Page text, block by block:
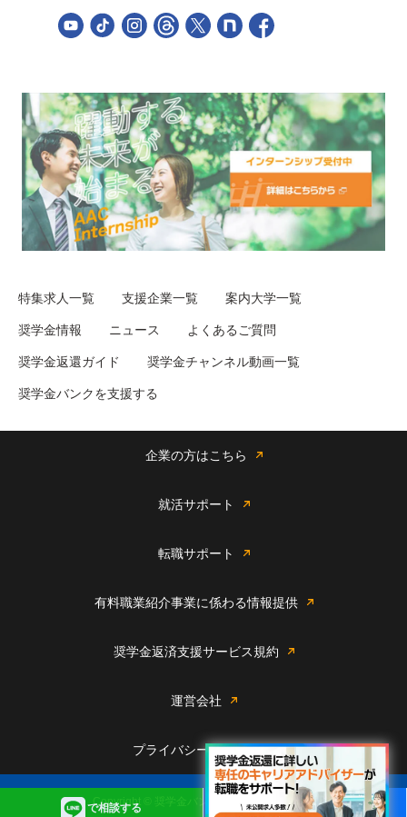
特集求人一覧 支援企業一覧 案内大学一覧
奨学金情報 ニュース よくあるご質問
奨学金返還ガイド 奨学金チャンネル動画一覧
奨学金バンクを支援する
企業の方はこちら
就活サポート
転職サポート
有料職業紹介事業に係わる情報提供
奨学金返済支援サービス規約
運営会社
プライバシーポリシー
Copyright © 奨学金バンク All rights reserved.
で相談する 個別返還相談